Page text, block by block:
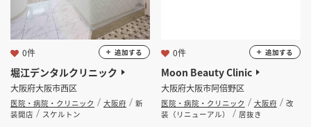
堀江デンタルクリニック
大阪府大阪市西区
医院・病院・クリニック 大阪府
新
装開店
スケルトン
0件 追加する
Moon Beauty Clinic
大阪府大阪市阿倍野区
医院・病院・クリニック 大阪府
改
装（リニューアル）
居抜き
0件 追加する